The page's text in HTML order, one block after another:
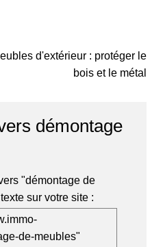
d'extérieur : protéger le
bois et le métal
démontage
"démontage de
sur votre site :
de-meubles"